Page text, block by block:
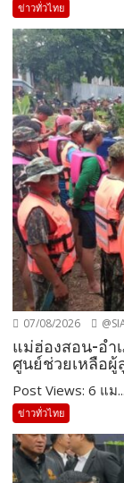
ข่าวทั่วไทย
07/08/2026
แม่ฮ่องสอน-อำ
ศูนย์ช่วยเหลือผู้
Post Views: 6 แม...
ข่าวทั่วไทย